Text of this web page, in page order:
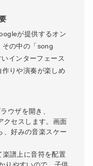
が提供するオン
その中の「song
インターフェース
りや演奏が楽しめ
ウザを開き、
クセスします。画面
、好みの音楽スケー
楽譜上に音符を配置
りやすいので、子供